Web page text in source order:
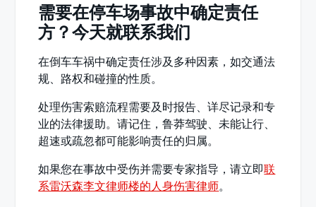
需要在停车场事故中确定责任
方？今天就联系我们
在倒车车祸中确定责任涉及多种因素，如交通法
规、路权和碰撞的性质。
处理伤害索赔流程需要及时报告、详尽记录和专
业的法律援助。请记住，鲁莽驾驶、未能让行、
超速或疏忽都可能影响责任的归属。
如果您在事故中受伤并需要专家指导，请立即联
系雷沃森李文律师楼的人身伤害律师。